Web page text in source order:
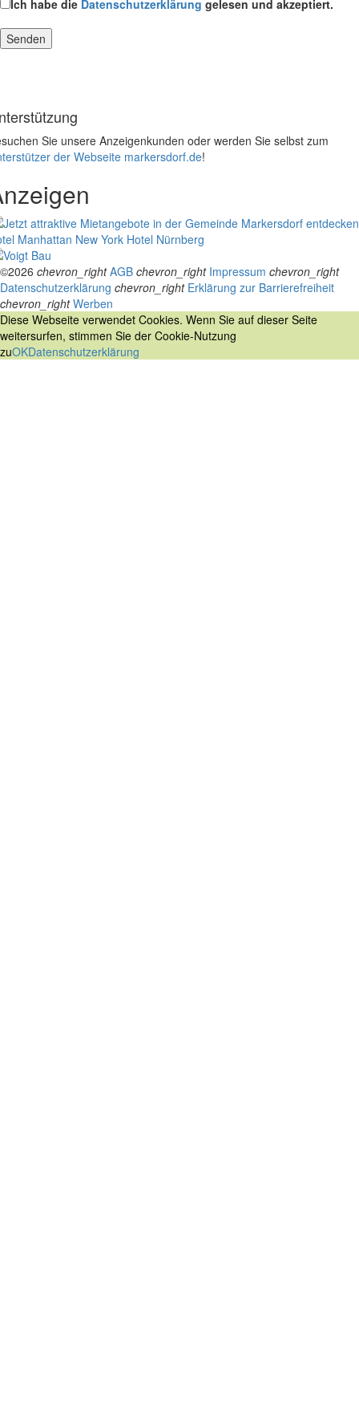
Ich habe die Datenschutzerklärung gelesen und akzeptiert.
Sie unsere Anzeigenkunden oder werden Sie selbst zum
der Webseite markersdorf.de!
Manhattan New York Hotel Nürnberg
©2026 chevron_right AGB chevron_right Impressum chevron_right
Datenschutzerklärung chevron_right Erklärung zur Barrierefreiheit
chevron_right Werben
Diese Webseite verwendet Cookies. Wenn Sie auf dieser Seite
weitersurfen, stimmen Sie der Cookie-Nutzung
zuOKDatenschutzerklärung